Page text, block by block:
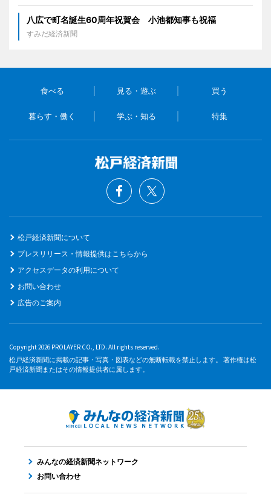
八広で町名誕生60周年祝賀会 小池都知事も祝福
すみだ経済新聞
食べる 見る・遊ぶ 買う
暮らす・働く 学ぶ・知る 特集
松戸経済新聞について
プレスリリース・情報提供はこちらから
アクセスデータの利用について
お問い合わせ
広告のご案内
Copyright 2026 PROLAYER CO., LTD. All rights reserved.
松戸経済新聞に掲載の記事・写真・図表などの無断転載を禁止します。 著作権は松
戸経済新聞またはその情報提供者に属します。
みんなの経済新聞ネットワーク
お問い合わせ